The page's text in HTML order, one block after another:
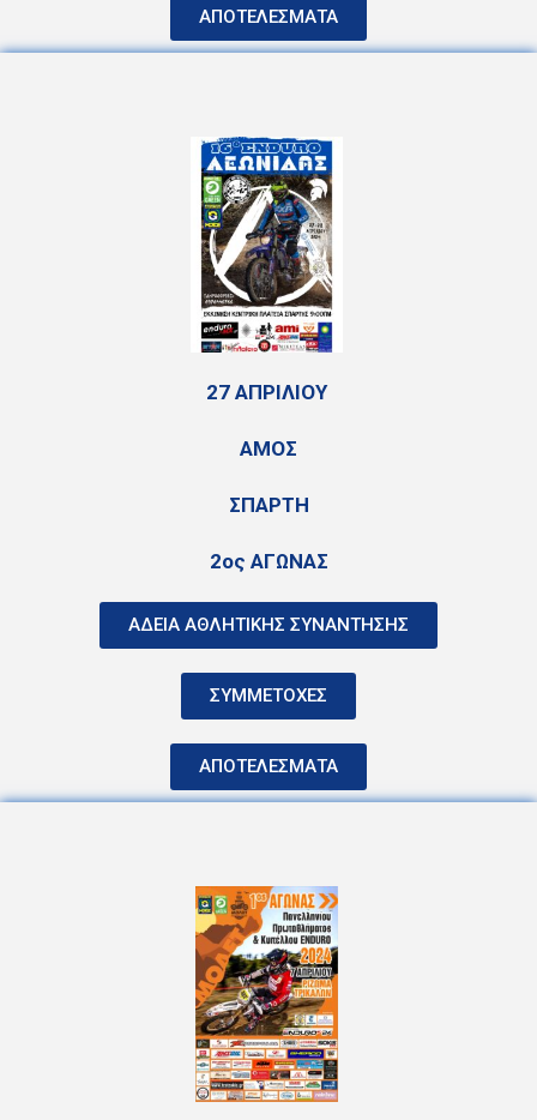
ΑΠΟΤΕΛΕΣΜΑΤΑ
27 ΑΠΡΙΛΙΟΥ
ΑΜΟΣ
ΣΠΑΡΤΗ
2ος ΑΓΩΝΑΣ
ΑΔΕΙΑ ΑΘΛΗΤΙΚΗΣ ΣΥΝΑΝΤΗΣΗΣ
ΣΥΜΜΕΤΟΧΕΣ
ΑΠΟΤΕΛΕΣΜΑΤΑ